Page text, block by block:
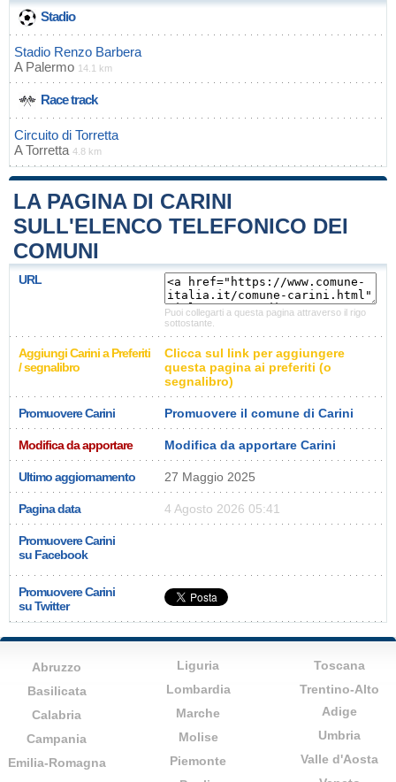
Stadio
Stadio Renzo Barbera
A Palermo 14.1 km
Race track
Circuito di Torretta
ATorretta 4.8 km
LA PAGINA DI CARINI
SULL'ELENCO TELEFONICO DEI
COMUNI
URL
Puoi collegarti a questa pagina attraverso il rigo
sottostante.
Aggiungi Carini a Preferiti
/ segnalibro
Clicca sul link per aggiungere
questa pagina ai preferiti (o
segnalibro)
Promuovere Carini Promuovere il comune di Carini
Modifica da apportare Modifica da apportare Carini
Ultimo aggiornamento 27 Maggio 2025
Pagina data 4 Agosto 2026 05:41
Promuovere Carini
su Facebook
Promuovere Carini
su Twitter
Abruzzo
Basilicata
Calabria
Campania
Emilia-Romagna
Liguria
Lombardia
Marche
Molise
Piemonte
Toscana
Trentino-Alto
Adige
Umbria
Valle d'Aosta